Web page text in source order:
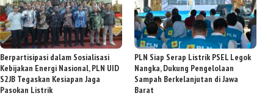
Berpartisipasi dalam Sosialisasi
Kebijakan Energi Nasional, PLN UID
S2JB Tegaskan Kesiapan Jaga
Pasokan Listrik
PLN Siap Serap Listrik PSEL Legok
Nangka, Dukung Pengelolaan
Sampah Berkelanjutan di Jawa
Barat